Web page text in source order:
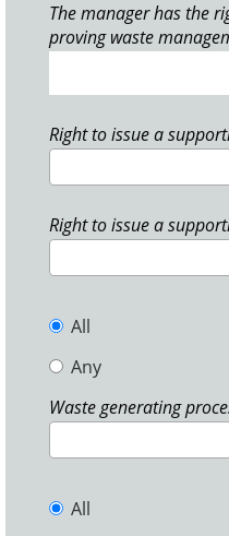
The manager has the
proving waste
Right to issue a
Right to issue a
All
Any
Waste generating
All